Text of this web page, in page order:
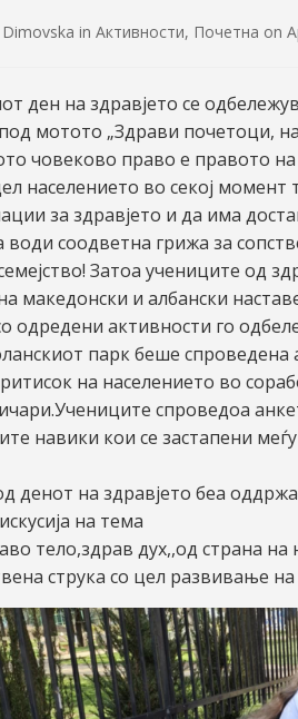
Dimovska in Активности, Почетна on
ден на здравјето се
мотото „Здрави почетоци,
човеково право е правото на
населението во секој
за здравјето и да има
соодветна грижа за
Затоа учениците од
македонски и албански
одредени активности го
парк беше
на населението во
спроведоа
навики кои се застапени
денот на здравјето беа
на тема
тело,здрав дух,,од страна
струка со цел развивање на